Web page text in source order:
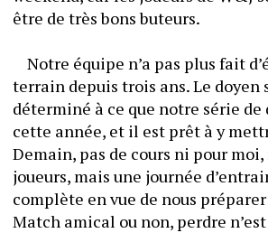
être de très bons buteurs.
Notre équipe n’a pas plus fait
terrain depuis trois ans. Le doyen
déterminé à ce que notre série de
cette année, et il est prêt à y
Demain, pas de cours ni pour
joueurs, mais une journée
complète en vue de nous
Match amical ou non, perdre